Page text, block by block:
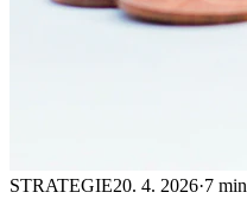
STRATEGIE20. 4. 2026·7 min